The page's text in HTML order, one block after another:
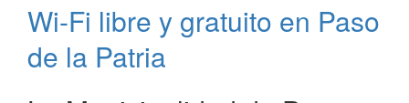
Wi-Fi libre y gratuito en Paso
de la Patria